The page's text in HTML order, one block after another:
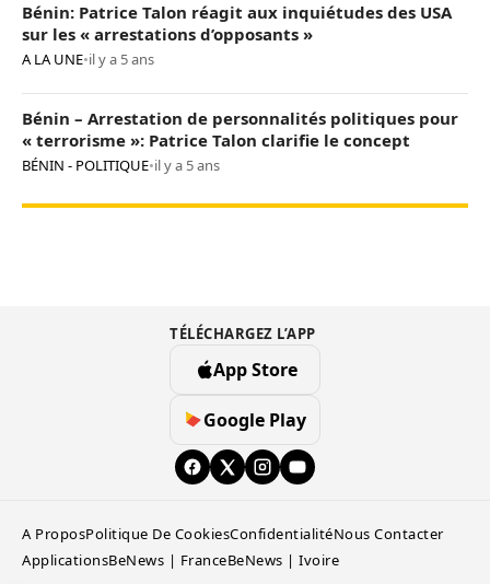
Bénin: Patrice Talon réagit aux inquiétudes des USA
sur les « arrestations d’opposants »
A LA UNE•il y a 5 ans
Bénin – Arrestation de personnalités politiques pour
« terrorisme »: Patrice Talon clarifie le concept
BÉNIN - POLITIQUE•il y a 5 ans
TÉLÉCHARGEZ L’APP
App Store
Google Play
A ProposPolitique De CookiesConfidentialitéNous Contacter
ApplicationsBeNews | FranceBeNews | Ivoire